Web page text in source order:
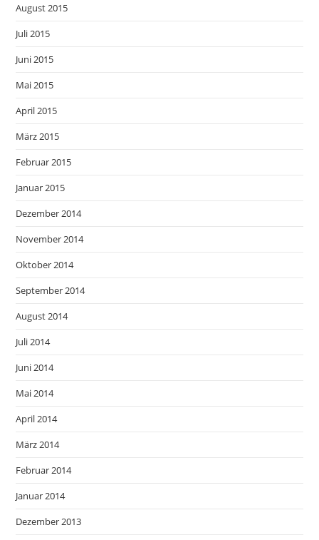
August 2015
Juli 2015
Juni 2015
Mai 2015
April 2015
März 2015
Februar 2015
Januar 2015
Dezember 2014
November 2014
Oktober 2014
September 2014
August 2014
Juli 2014
Juni 2014
Mai 2014
April 2014
März 2014
Februar 2014
Januar 2014
Dezember 2013